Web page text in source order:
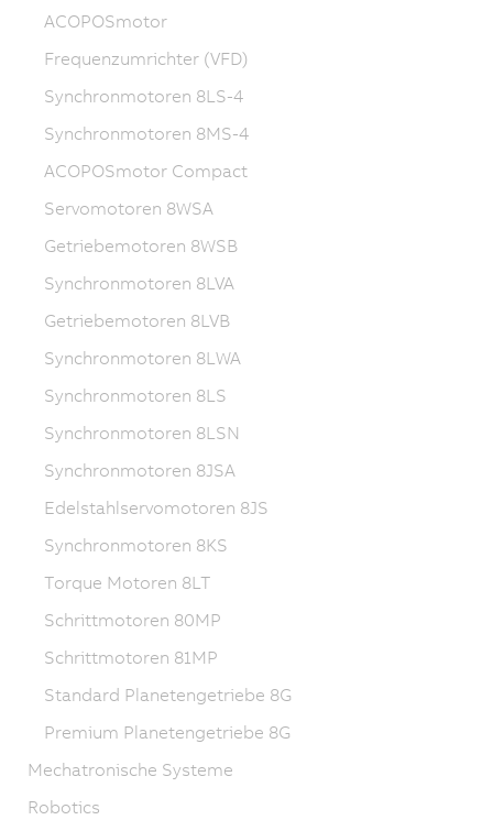
ACOPOSmotor
Frequenzumrichter (VFD)
Synchronmotoren 8LS-4
Synchronmotoren 8MS-4
ACOPOSmotor Compact
Servomotoren 8WSA
Getriebemotoren 8WSB
Synchronmotoren 8LVA
Getriebemotoren 8LVB
Synchronmotoren 8LWA
Synchronmotoren 8LS
Synchronmotoren 8LSN
Synchronmotoren 8JSA
Edelstahlservomotoren 8JS
Synchronmotoren 8KS
Torque Motoren 8LT
Schrittmotoren 80MP
Schrittmotoren 81MP
Standard Planetengetriebe 8G
Premium Planetengetriebe 8G
Mechatronische Systeme
Robotics